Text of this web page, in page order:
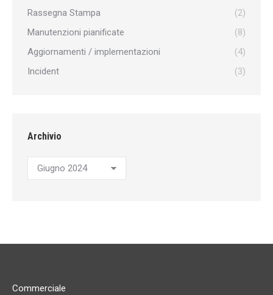
Rassegna Stampa
(2)
Manutenzioni pianificate
(8)
Aggiornamenti / implementazioni
(4)
Incident
(3)
Archivio
Archivio
Commerciale